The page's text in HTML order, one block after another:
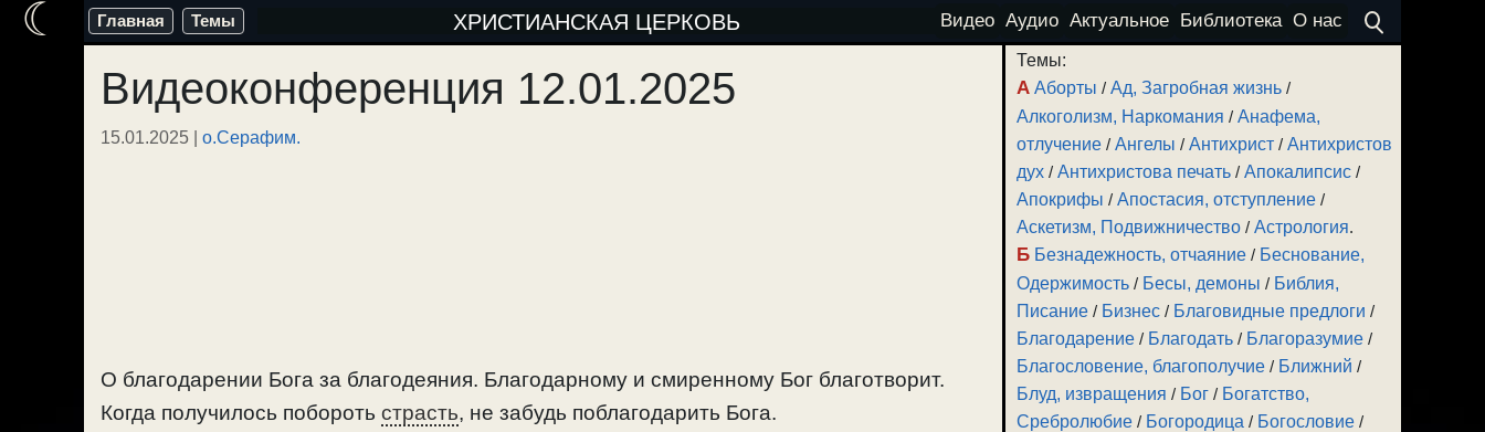
Перейти
содержимому
Главная Темы ХРИСТИАНСКАЯ ЦЕРКОВЬ Видео Аудио Актуальное Библиотека О нас
Видеоконференция 12.01.2025
15.01.2025 | о.Серафим.
О благодарении Бога за благодеяния. Благодарному и смиренному Бог благотворит.
Когда получилось побороть страсть, не забудь поблагодарить Бога.
Темы:
А Аборты /Ад, Загробная жизнь /
Алкоголизм, Наркомания /Анафема,
отлучение /Ангелы /Антихрист /Антихристов
дух /Антихристова печать /Апокалипсис /
Апокрифы /Апостасия, отступление /
Аскетизм, Подвижничество /Астрология.
Б Безнадежность, отчаяние / Беснование,
Одержимость / Бесы, демоны / Библия,
Писание / Бизнес / Благовидные предлоги /
Благодарение / Благодать / Благоразумие /
Благословение, благополучие / Ближний /
Блуд, извращения / Бог / Богатство,
Сребролюбие / Богородица / Богословие /
☾